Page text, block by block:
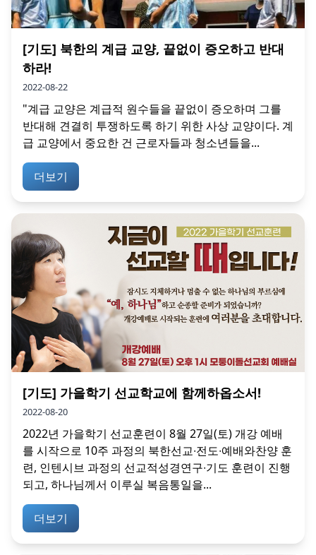
[기도] 북한의 계급 교양, 끝없이 증오하고 반대
하라!
2022-08-22
"계급 교양은 계급적 원수들을 끝없이 증오하며 그를
반대해 견결히 투쟁하도록 하기 위한 사상 교양이다. 계
급 교양에서 중요한 건 근로자들과 청소년들을...
더보기
[기도] 가을학기 선교학교에 함께하옵소서!
2022-08-20
2022년 가을학기 선교훈련이 8월 27일(토) 개강 예배
를 시작으로 10주 과정의 북한선교∙전도∙예배와찬양 훈
련, 인텐시브 과정의 선교적성경연구∙기도 훈련이 진행
되고, 하나님께서 이루실 복음통일을...
더보기